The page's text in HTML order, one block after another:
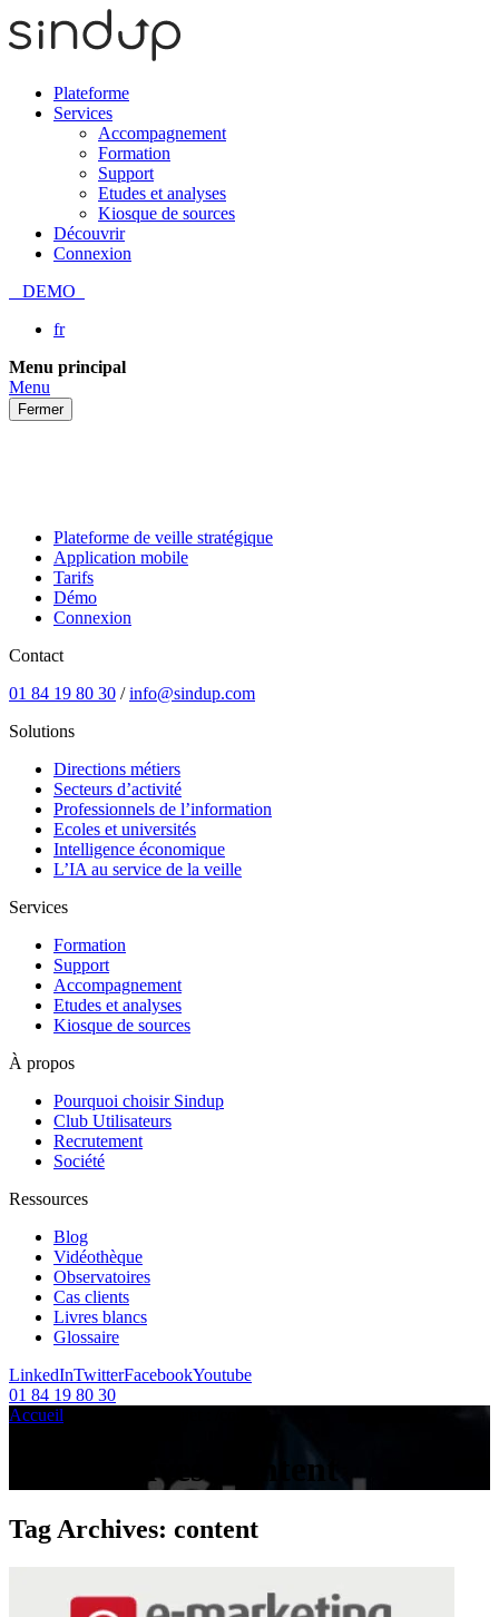
Plateforme
Services
Accompagnement
Formation
Support
Etudes et analyses
Kiosque de sources
Découvrir
Connexion
DEMO
fr
Passer
au
contenu
Menu principal
Menu
Fermer
Plateforme de veille stratégique
Application mobile
Tarifs
Démo
Connexion
Contact
01 84 19 80 30 /info@sindup.com
Solutions
Directions métiers
Secteurs d’activité
Professionnels de l’information
Ecoles et universités
Intelligence économique
L’IA au service de la veille
Services
Formation
Support
Accompagnement
Etudes et analyses
Kiosque de sources
À propos
Pourquoi choisir Sindup
Club Utilisateurs
Recrutement
Société
Ressources
Blog
Vidéothèque
Observatoires
Cas clients
Livres blancs
Glossaire
LinkedInTwitterFacebookYoutube
01 84 19 80 30
Accueil
Tag Archives: content
Tag Archives: content